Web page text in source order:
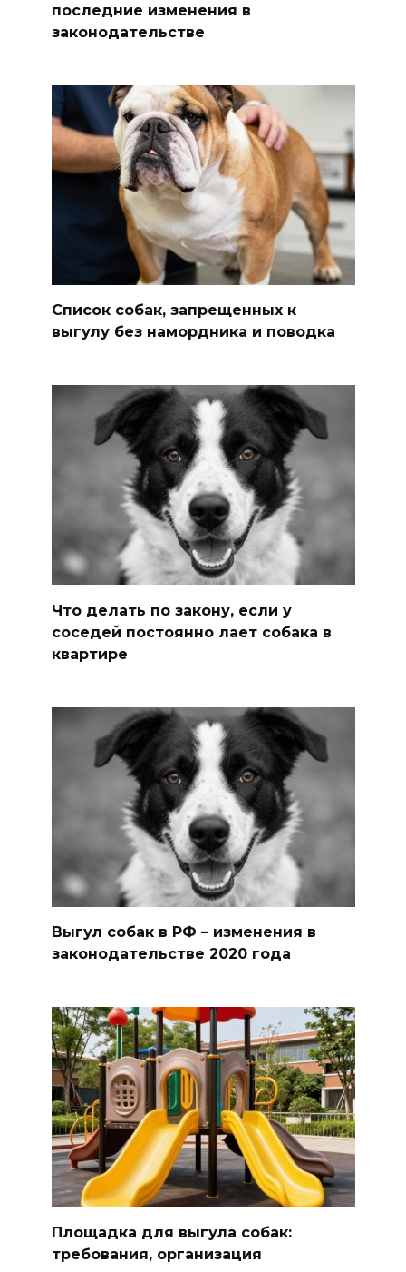
последние изменения в
законодательстве
Список собак, запрещенных к
выгулу без намордника и поводка
Что делать по закону, если у
соседей постоянно лает собака в
квартире
Выгул собак в РФ – изменения в
законодательстве 2020 года
Площадка для выгула собак:
требования, организация